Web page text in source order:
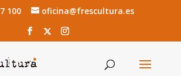
100 oficina@frescultura.es